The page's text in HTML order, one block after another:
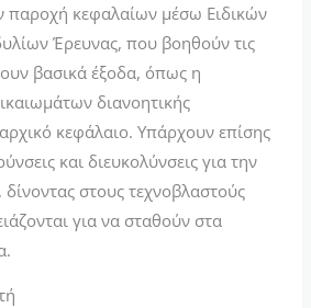
παροχή κεφαλαίων μέσω Ειδικών
Έρευνας, που βοηθούν τις
βασικά έξοδα, όπως η
διανοητικής
αρχικό κεφάλαιο. Υπάρχουν επίσης
και διευκολύνσεις για την
στους τεχνοβλαστούς
για να σταθούν στα